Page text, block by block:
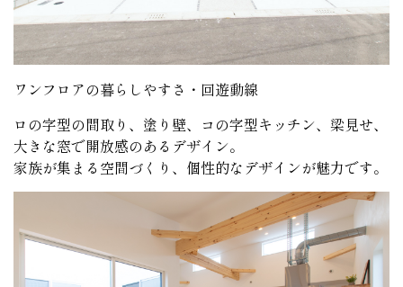
ワンフロアの暮らしやすさ・回遊動線
ロの字型の間取り、塗り壁、コの字型キッチン、梁見せ、
大きな窓で開放感のあるデザイン。
家族が集まる空間づくり、個性的なデザインが魅力です。